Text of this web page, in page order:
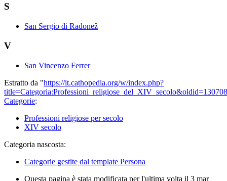
S
San Sergio di Radonež
V
San Vincenzo Ferrer
Estratto da "https://it.cathopedia.org/w/index.php?
title=Categoria:Professioni_religiose_del_XIV_secolo&oldid=130708
Categorie:
Professioni religiose per secolo
XIV secolo
Categoria nascosta:
Categorie gestite dal template Persona
Questa pagina è stata modificata per l'ultima volta il 3 mar